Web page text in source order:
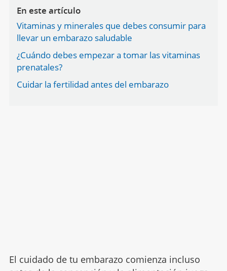
En este artículo
Vitaminas y minerales que debes consumir para
llevar un embarazo saludable
¿Cuándo debes empezar a tomar las vitaminas
prenatales?
Cuidar la fertilidad antes del embarazo
El cuidado de tu embarazo comienza incluso